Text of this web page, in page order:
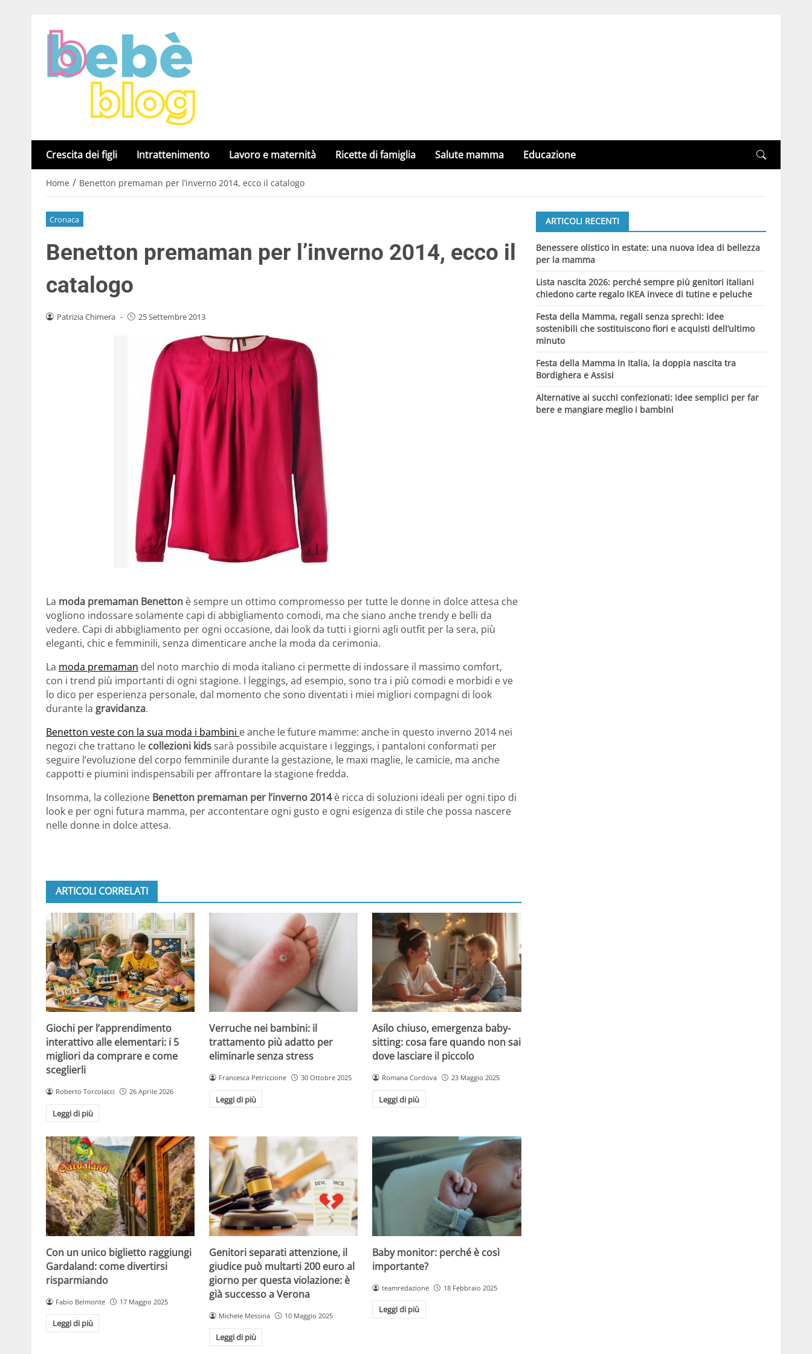
Crescita dei figli Intrattenimento Lavoro e maternità Ricette di famiglia Salute mamma Educazione
Home / Benetton premaman per l’inverno 2014, ecco il catalogo
Cronaca
Benetton premaman per l’inverno 2014, ecco il
catalogo
Patrizia Chimera - 25 Settembre 2013
La moda premaman Benetton è sempre un ottimo compromesso per tutte le donne in dolce attesa che
vogliono indossare solamente capi di abbigliamento comodi, ma che siano anche trendy e belli da
vedere. Capi di abbigliamento per ogni occasione, dai look da tutti i giorni agli outfit per la sera, più
eleganti, chic e femminili, senza dimenticare anche la moda da cerimonia.
La moda premaman del noto marchio di moda italiano ci permette di indossare il massimo comfort,
con i trend più importanti di ogni stagione. I leggings, ad esempio, sono tra i più comodi e morbidi e ve
lo dico per esperienza personale, dal momento che sono diventati i miei migliori compagni di look
durante la gravidanza.
Benetton veste con la sua moda i bambini e anche le future mamme: anche in questo inverno 2014 nei
negozi che trattano le collezioni kidssarà possibile acquistare i leggings, i pantaloni conformati per
seguire l’evoluzione del corpo femminile durante la gestazione, le maxi maglie, le camicie, ma anche
cappotti e piumini indispensabili per affrontare la stagione fredda.
Insomma, la collezione Benetton premaman per l’inverno 2014è ricca di soluzioni ideali per ogni tipo di
look e per ogni futura mamma, per accontentare ogni gusto e ogni esigenza di stile che possa nascere
nelle donne in dolce attesa.
ARTICOLI CORRELATI
Giochi per l’apprendimento
interattivo alle elementari: i 5
migliori da comprare e come
sceglierli
Roberto Torcolacci 26 Aprile 2026
Leggi di più
Verruche nei bambini: il
trattamento più adatto per
eliminarle senza stress
Francesca Petriccione 30 Ottobre 2025
Leggi di più
Asilo chiuso, emergenza baby-
sitting: cosa fare quando non sai
dove lasciare il piccolo
Romana Cordova 23 Maggio 2025
Leggi di più
Con un unico biglietto raggiungi
Gardaland: come divertirsi
risparmiando
Fabio Belmonte 17 Maggio 2025
Leggi di più
Genitori separati attenzione, il
giudice può multarti 200 euro al
giorno per questa violazione: è
già successo a Verona
Michele Messina 10 Maggio 2025
Leggi di più
Baby monitor: perché è così
importante?
teamredazione 18 Febbraio 2025
Leggi di più
ARTICOLI RECENTI
Benessere olistico in estate: una nuova idea di bellezza
per la mamma
Lista nascita 2026: perché sempre più genitori italiani
chiedono carte regalo IKEA invece di tutine e peluche
Festa della Mamma, regali senza sprechi: idee
sostenibili che sostituiscono fiori e acquisti dell’ultimo
minuto
Festa della Mamma in Italia, la doppia nascita tra
Bordighera e Assisi
Alternative ai succhi confezionati: idee semplici per far
bere e mangiare meglio i bambini